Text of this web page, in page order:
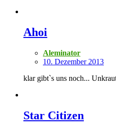
Ahoi
Aleminator
10. Dezember 2013
klar gibt`s uns noch...
Star Citizen